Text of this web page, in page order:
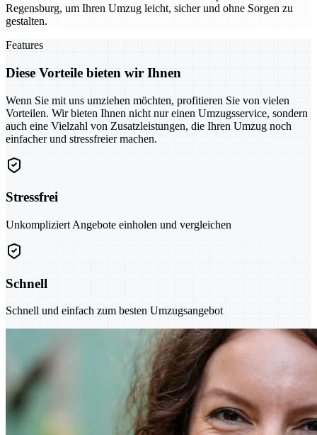
Regensburg, um Ihren Umzug leicht, sicher und ohne Sorgen zu
gestalten.
Features
Diese Vorteile bieten wir Ihnen
Wenn Sie mit uns umziehen möchten, profitieren Sie von vielen
Vorteilen. Wir bieten Ihnen nicht nur einen Umzugsservice, sondern
auch eine Vielzahl von Zusatzleistungen, die Ihren Umzug noch
einfacher und stressfreier machen.
Stressfrei
Unkompliziert Angebote einholen und vergleichen
Schnell
Schnell und einfach zum besten Umzugsangebot